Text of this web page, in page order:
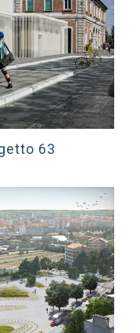
63